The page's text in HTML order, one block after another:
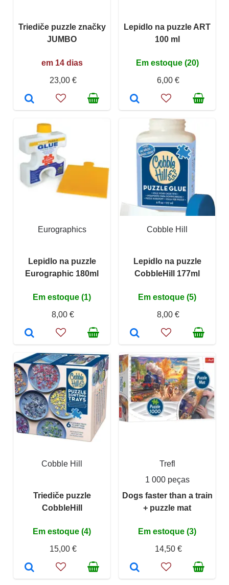
Triediče puzzle značky
JUMBO
em 14 dias
23,00 €
Lepidlo na puzzle ART
100 ml
Em estoque (20)
6,00 €
Eurographics
Lepidlo na puzzle
Eurographic 180ml
Em estoque (1)
8,00 €
Cobble Hill
Lepidlo na puzzle
CobbleHill 177ml
Em estoque (5)
8,00 €
Cobble Hill
Triediče puzzle
CobbleHill
Em estoque (4)
15,00 €
Trefl
1 000 peças
Dogs faster than a train
+ puzzle mat
Em estoque (3)
14,50 €